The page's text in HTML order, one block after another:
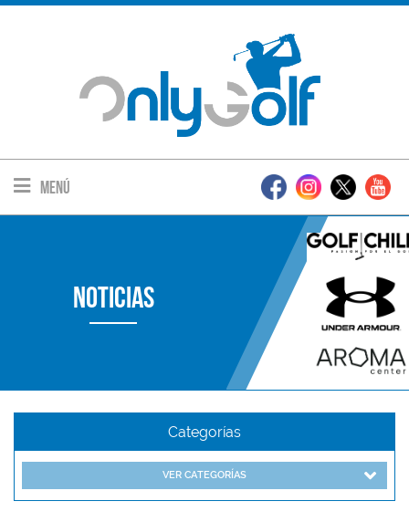
Menú
Noticias
Categorías
VER CATEGORÍAS